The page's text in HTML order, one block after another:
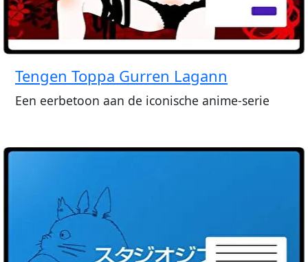
Tengen Toppa Gurren Lagann
Een eerbetoon aan de iconische anime-serie